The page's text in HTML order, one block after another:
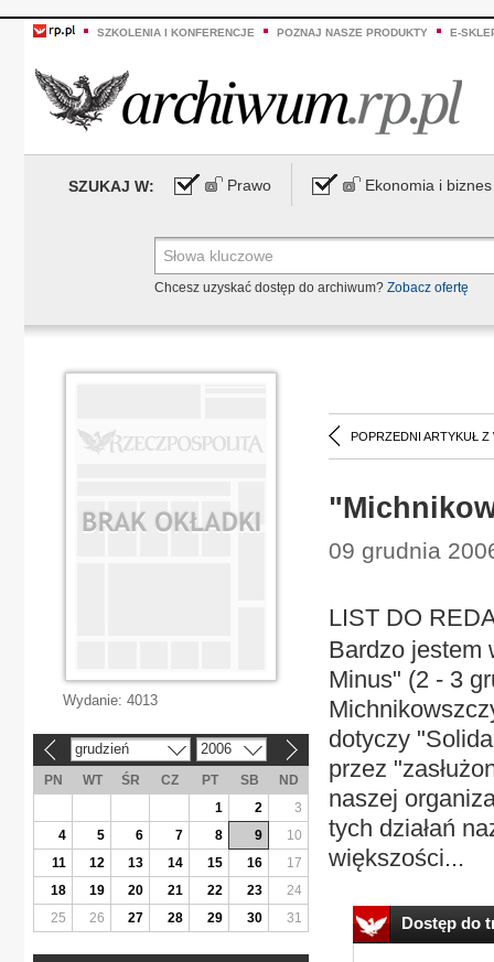
SZKOLENIA I KONFERENCJE POZNAJ NASZE PRODUKTY E-
SZUKAJ W: Prawo Ekonomia i biznes
Chcesz uzyskać dostęp do archiwum? Zobacz ofertę
POPRZEDNI ARTYKUŁ Z
09 grudnia
LIST DO
Bardzo jestem
Minus" (2 - 3
dotyczy
przez
naszej
tych działań
większości...
Dostęp do
Wydanie: 4013
grudzień 2006
PN WT ŚR CZ PT SB
ND
1
2
3
4
5 6 7 8 9
10
11
12 13 14 15 16
17
18
19 20 21 22 23
24
25
26 27 28 29 30 31